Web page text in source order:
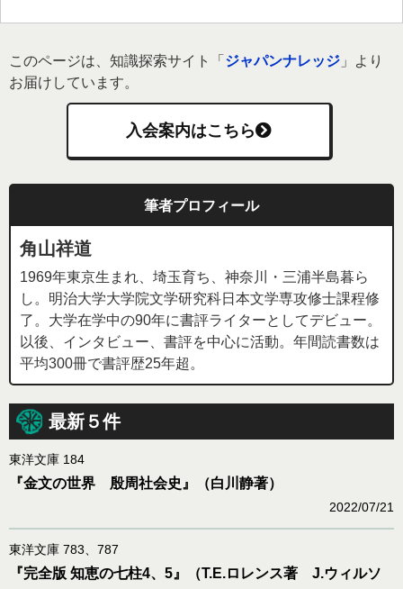
このページは、知識探索サイト「 ジャパンナレッジ 」より
お届けしています。
入会案内はこちら
筆者プロフィール
角山祥道
1969年東京生まれ、埼玉育ち、神奈川・三浦半島暮ら
し。明治大学大学院文学研究科日本文学専攻修士課程修
了。大学在学中の90年に書評ライターとしてデビュー。
以後、インタビュー、書評を中心に活動。年間読書数は
平均300冊で書評歴25年超。
最新５件
東洋文庫 184
『金文の世界 殷周社会史』（白川静著）
2022/07/21
東洋文庫 783、787
『完全版 知恵の七柱4、5』（T.E.ロレンス著 J.ウィルソ